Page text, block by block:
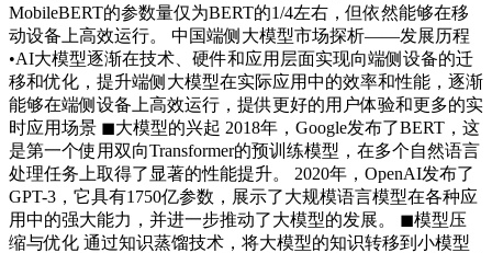
MobileBERT的参数量仅为BERT的1/4左右，但依然能够在移
动设备上高效运行。 中国端侧大模型市场探析——发展历程
•AI大模型逐渐在技术、硬件和应用层面实现向端侧设备的迁
移和优化，提升端侧大模型在实际应用中的效率和性能，逐渐
能够在端侧设备上高效运行，提供更好的用户体验和更多的实
时应用场景 ◼大模型的兴起 2018年，Google发布了BERT，这
是第一个使用双向Transformer的预训练模型，在多个自然语言
处理任务上取得了显著的性能提升。 2020年，OpenAI发布了
GPT-3，它具有1750亿参数，展示了大规模语言模型在各种应
用中的强大能力，并进一步推动了大模型的发展。 ◼模型压
缩与优化 通过知识蒸馏技术，将大模型的知识转移到小模型